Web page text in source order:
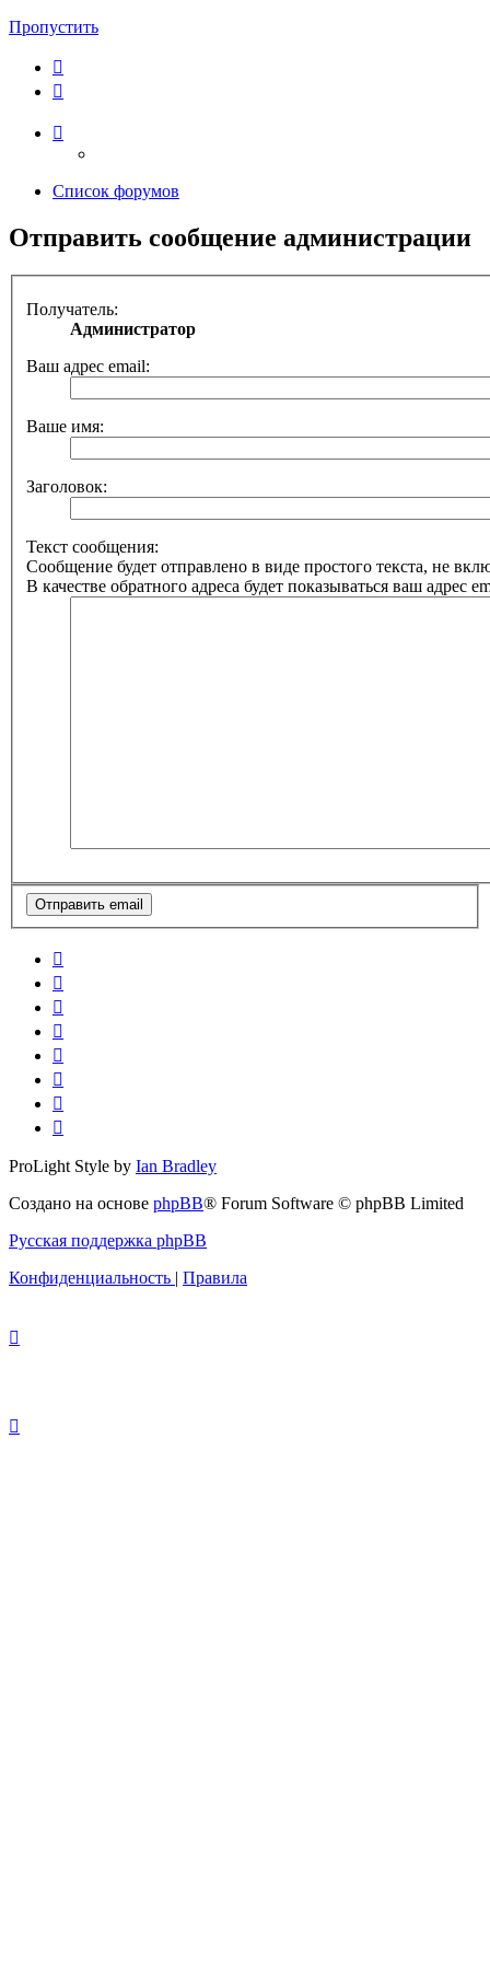
Пропустить
Список форумов
Отправить сообщение администрации
Получатель:
Администратор
Ваш адрес email:
Ваше имя:
Заголовок:
Текст сообщения:
Сообщение будет отправлено в виде простого текста, не
В качестве обратного адреса будет показываться ваш адрес
ProLight Style by Ian Bradley
Создано на основе phpBB® Forum Software © phpBB Limited
Русская поддержка phpBB
Конфиденциальность | Правила